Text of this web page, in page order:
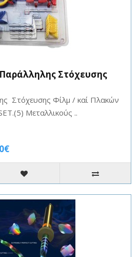
Στόχευσης
Στόχευσης Φίλμ / καί Πλακών
Μεταλλικούς ..